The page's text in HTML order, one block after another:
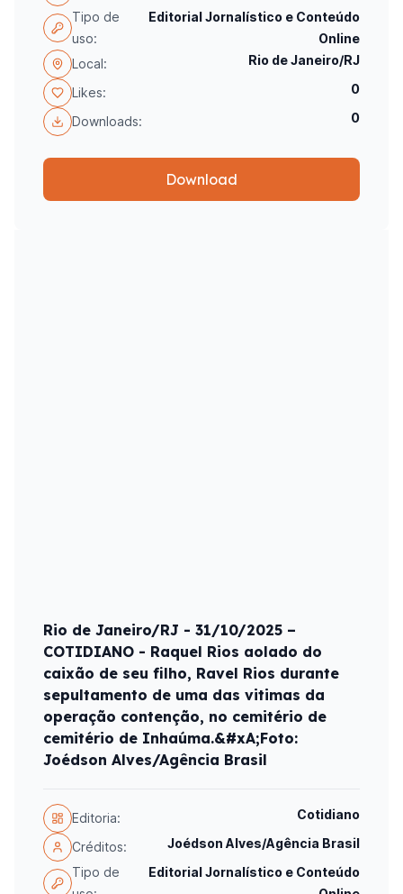
Tipo de
uso:
Editorial Jornalístico e Conteúdo
Online
Local:
Rio de Janeiro/RJ
Likes: 0
Downloads: 0
Download
Rio de Janeiro/RJ - 31/10/2025 –
COTIDIANO - Raquel Rios aolado do
caixão de seu filho, Ravel Rios durante
sepultamento de uma das vitimas da
operação contenção, no cemitério de
cemitério de Inhaúma.&#xA;Foto:
Joédson Alves/Agência Brasil
Editoria: Cotidiano
Créditos:
Joédson Alves/Agência Brasil
Tipo de
Editorial Jornalístico e Conteúdo